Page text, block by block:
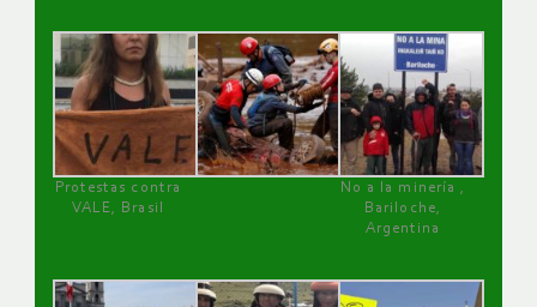
Protestas contra
VALE, Brasil
No a la minería ,
Bariloche,
Argentina